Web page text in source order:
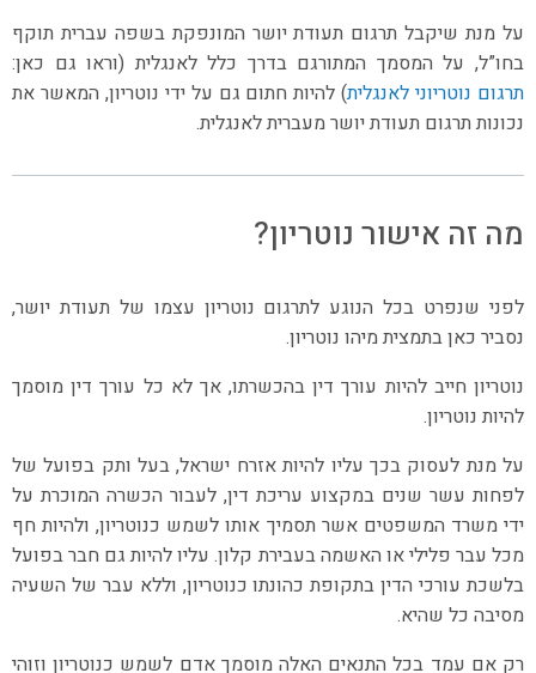
על מנת שיקבל תרגום תעודת יושר המונפקת בשפה עברית תוקף
בחו”ל, על המסמך המתורגם בדרך כלל לאנגלית (וראו גם כאן:
תרגום נוטריוני לאנגלית) להיות חתום גם על ידי נוטריון, המאשר את
נכונות תרגום תעודת יושר מעברית לאנגלית.
מה זה אישור נוטריון?
לפני שנפרט בכל הנוגע לתרגום נוטריון עצמו של תעודת יושר,
נסביר כאן בתמצית מיהו נוטריון.
נוטריון חייב להיות עורך דין בהכשרתו, אך לא כל עורך דין מוסמך
להיות נוטריון.
על מנת לעסוק בכך עליו להיות אזרח ישראל, בעל ותק בפועל של
לפחות עשר שנים במקצוע עריכת דין, לעבור הכשרה המוכרת על
ידי משרד המשפטים אשר תסמיך אותו לשמש כנוטריון, ולהיות חף
מכל עבר פלילי או האשמה בעבירת קלון. עליו להיות גם חבר בפועל
בלשכת עורכי הדין בתקופת כהונתו כנוטריון, וללא עבר של השעיה
מסיבה כל שהיא.
רק אם עמד בכל התנאים האלה מוסמך אדם לשמש כנוטריון וזוהי